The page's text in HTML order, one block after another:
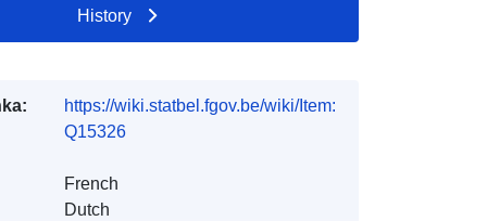
History
https://wiki.statbel.fgov.be/wiki/Item:
Q15326
French
Dutch